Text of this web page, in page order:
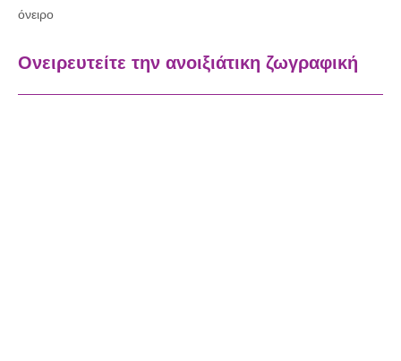
όνειρο
Ονειρευτείτε την ανοιξιάτικη ζωγραφική